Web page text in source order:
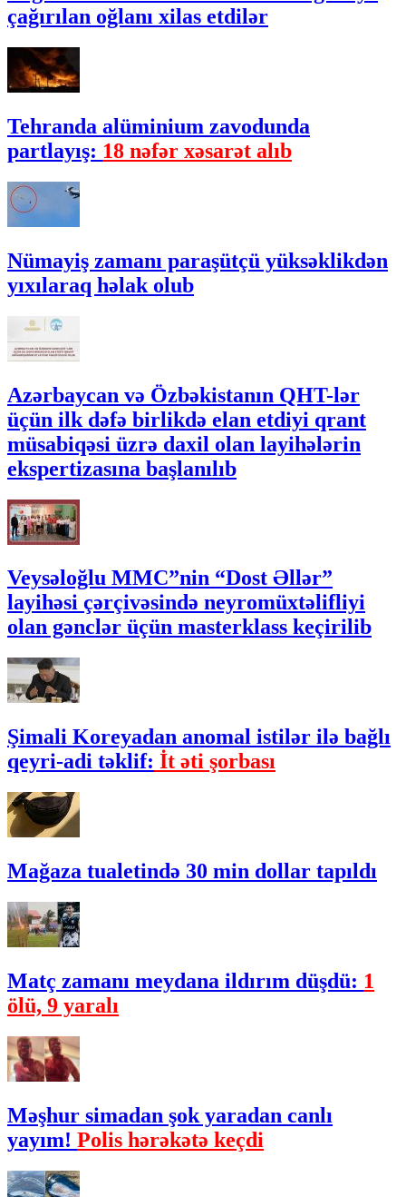
çağırılan oğlanı xilas etdilər
Tehranda alüminium zavodunda
partlayış: 18 nəfər xəsarət alıb
Nümayiş zamanı paraşütçü yüksəklikdən
yıxılaraq həlak olub
Azərbaycan və Özbəkistanın QHT-lər
üçün ilk dəfə birlikdə elan etdiyi qrant
müsabiqəsi üzrə daxil olan layihələrin
ekspertizasına başlanılıb
Veysəloğlu MMC”nin “Dost Əllər”
layihəsi çərçivəsində neyromüxtəlifliyi
olan gənclər üçün masterklass keçirilib
Şimali Koreyadan anomal istilər ilə bağlı
qeyri-adi təklif: İt əti şorbası
Mağaza tualetində 30 min dollar tapıldı
Matç zamanı meydana ildırım düşdü: 1
ölü, 9 yaralı
Məşhur simadan şok yaradan canlı
yayım! Polis hərəkətə keçdi